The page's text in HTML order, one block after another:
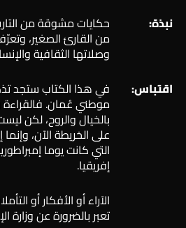
نبذة:
حكايات مشوقة من
من القارئ الصغير،
وصلاتها الثقافية
اقتباس:
في هذا الكتاب ستجد
موطني عُمان.
بالخيال والروح، لكن
على الخريطة الآن،
التي كانت يوما
إفريقيا.
الآراء أو الأفكار أو
تعبر بالضرورة عن وزارة